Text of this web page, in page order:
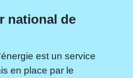
national de
est un service
en place par le